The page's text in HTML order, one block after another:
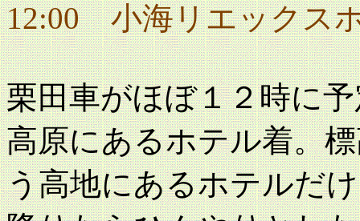
12:00 小海リエックス
栗田車がほぼ１２時に
高原にあるホテル着。
う高地にあるホテルだ